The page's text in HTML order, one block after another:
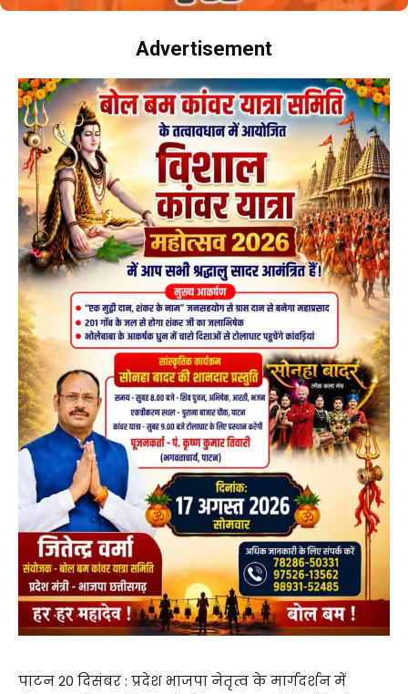
Advertisement
पाटन 20 दिसंबर : प्रदेश भाजपा नेतृत्व के मार्गदर्शन में